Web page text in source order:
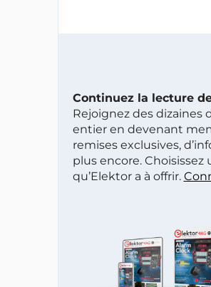
Continuez la lecture
Rejoignez des dizaines
entier en devenant
remises exclusives,
plus encore.
qu’Elektor a à offrir.